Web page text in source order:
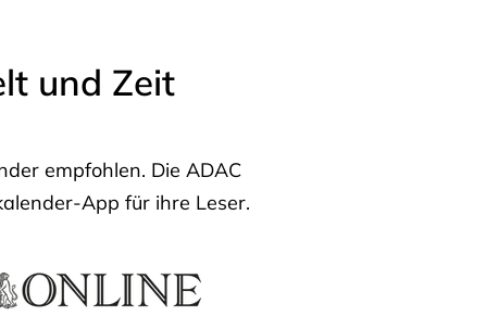
und Zeit
empfohlen. Die ADAC
App für ihre Leser.